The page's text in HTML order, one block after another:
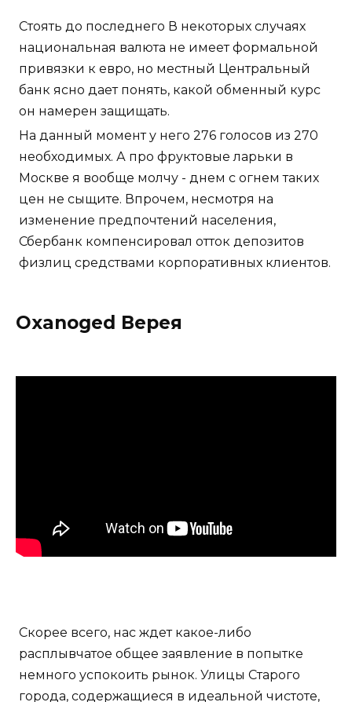
Стоять до последнего В некоторых случаях
национальная валюта не имеет формальной
привязки к евро, но местный Центральный
банк ясно дает понять, какой обменный курс
он намерен защищать.
На данный момент у него 276 голосов из 270
необходимых. А про фруктовые ларьки в
Москве я вообще молчу - днем с огнем таких
цен не сыщите. Впрочем, несмотря на
изменение предпочтений населения,
Сбербанк компенсировал отток депозитов
физлиц средствами корпоративных клиентов.
Oxanoged Верея
Скорее всего, нас ждет какое-либо
расплывчатое общее заявление в попытке
немного успокоить рынок. Улицы Старого
города, содержащиеся в идеальной чистоте,